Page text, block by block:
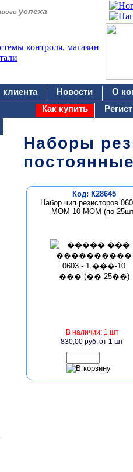
успеха
Новости
О
Как купить
Наборы
Код: К28645
Набор чип резисторов
МОМ-10 МОМ (по
В наличии: 1 шт
830,00 руб.от 1 шт